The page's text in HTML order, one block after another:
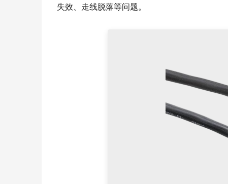
失效、走线脱落等问题。